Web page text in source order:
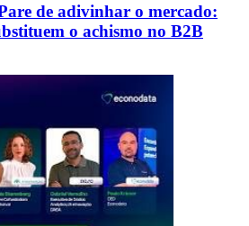
de adivinhar o mercado:
o achismo no B2B